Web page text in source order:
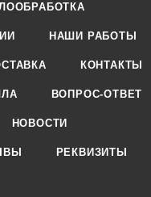
НАШИ РАБОТЫ
КОНТАКТЫ
ВОПРОС-ОТВЕТ
НОВОСТИ
РЕКВИЗИТЫ